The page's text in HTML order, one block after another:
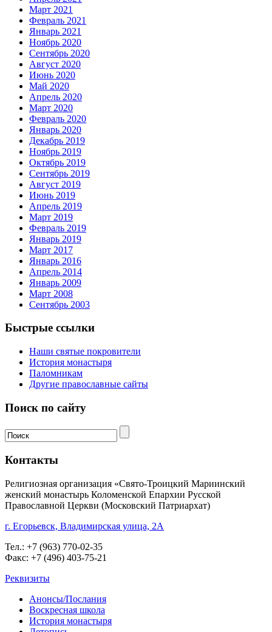
Март 2021
Февраль 2021
Январь 2021
Ноябрь 2020
Сентябрь 2020
Август 2020
Июнь 2020
Май 2020
Апрель 2020
Март 2020
Февраль 2020
Январь 2020
Декабрь 2019
Ноябрь 2019
Октябрь 2019
Сентябрь 2019
Август 2019
Июнь 2019
Апрель 2019
Март 2019
Февраль 2019
Январь 2019
Март 2017
Январь 2016
Апрель 2014
Январь 2009
Март 2008
Сентябрь 2003
Быстрые ссылки
Наши святые покровители
История монастыря
Паломникам
Другие православные сайты
Поиск по сайту
Контакты
Религиозная организация «Свято-Троицкий Мариинский
женский монастырь Коломенской Епархии Русской
Православной Церкви (Московский Патриархат)
г. Егорьевск, Владимирская улица, 2А
Тел.: +7 (963) 770-02-35
Факс: +7 (496) 403-75-21
Реквизиты
Анонсы/Послания
Воскресная школа
История монастыря